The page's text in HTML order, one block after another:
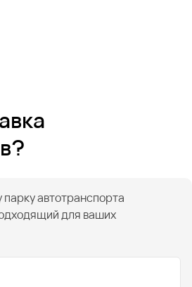
автотранспорта
для ваших